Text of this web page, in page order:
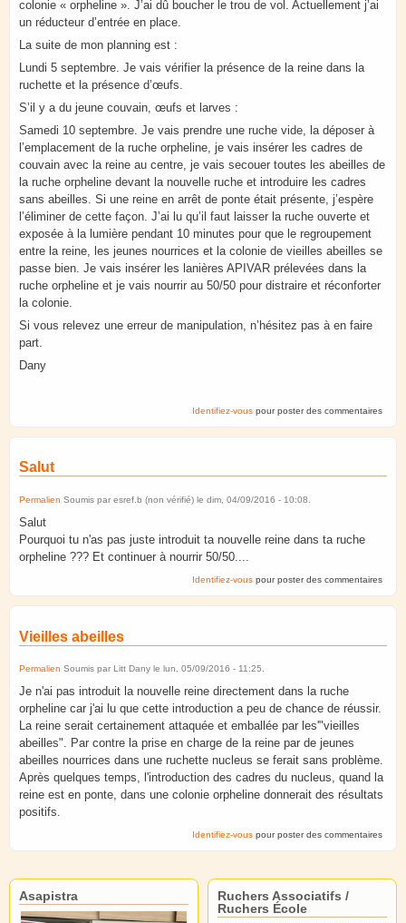
colonie « orpheline ». J’ai dû boucher le trou de vol. Actuellement j’ai
un réducteur d’entrée en place.
La suite de mon planning est :
Lundi 5 septembre. Je vais vérifier la présence de la reine dans la
ruchette et la présence d’œufs.
S’il y a du jeune couvain, œufs et larves :
Samedi 10 septembre. Je vais prendre une ruche vide, la déposer à
l’emplacement de la ruche orpheline, je vais insérer les cadres de
couvain avec la reine au centre, je vais secouer toutes les abeilles de
la ruche orpheline devant la nouvelle ruche et introduire les cadres
sans abeilles. Si une reine en arrêt de ponte était présente, j’espère
l’éliminer de cette façon. J’ai lu qu’il faut laisser la ruche ouverte et
exposée à la lumière pendant 10 minutes pour que le regroupement
entre la reine, les jeunes nourrices et la colonie de vieilles abeilles se
passe bien. Je vais insérer les lanières APIVAR prélevées dans la
ruche orpheline et je vais nourrir au 50/50 pour distraire et réconforter
la colonie.
Si vous relevez une erreur de manipulation, n’hésitez pas à en faire
part.
Dany
Identifiez-vous pour poster des commentaires
Salut
Permalien Soumis par esref.b (non vérifié) le dim, 04/09/2016 - 10:08
Salut
Pourquoi tu n'as pas juste introduit ta nouvelle reine dans ta ruche
orpheline ??? Et continuer à nourrir 50/50....
Identifiez-vous pour poster des commentaires
Vieilles abeilles
Permalien Soumis par Litt Dany le lun, 05/09/2016 - 11:25.
Je n'ai pas introduit la nouvelle reine directement dans la ruche
orpheline car j'ai lu que cette introduction a peu de chance de réussir.
La reine serait certainement attaquée et emballée par les'"vieilles
abeilles". Par contre la prise en charge de la reine par de jeunes
abeilles nourrices dans une ruchette nucleus se ferait sans problème.
Après quelques temps, l'introduction des cadres du nucleus, quand la
reine est en ponte, dans une colonie orpheline donnerait des résultats
positifs.
Identifiez-vous pour poster des commentaires
Asapistra
Ruchers Associatifs /
Ruchers École